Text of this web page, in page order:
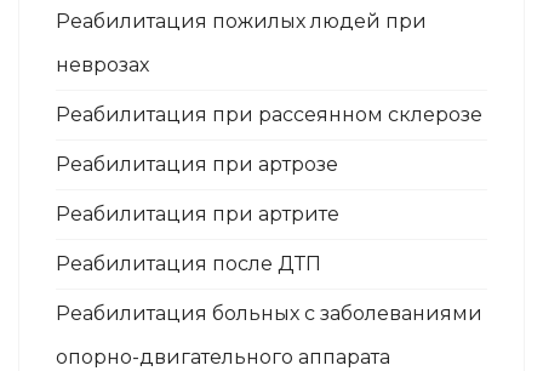
Реабилитация пожилых людей при
неврозах
Реабилитация при рассеянном склерозе
Реабилитация при артрозе
Реабилитация при артрите
Реабилитация после ДТП
Реабилитация больных с заболеваниями
опорно-двигательного аппарата